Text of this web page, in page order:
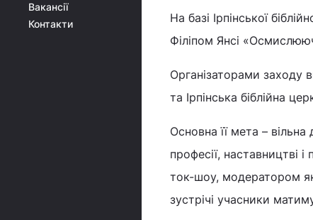
Вакансії
Контакти
На базі Ірпінської
Філіпом Янсі
Організаторами заходу
та Ірпінська біблійна
Основна її мета – вільна
професії, наставництві
ток-шоу, модератором
зустрічі учасники